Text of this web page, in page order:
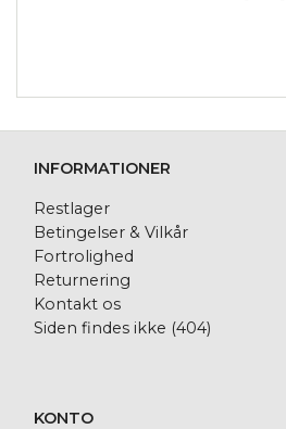
INFORMATIONER
Restlager
Betingelser & Vilkår
Fortrolighed
Returnering
Kontakt os
Siden findes ikke (404)
KONTO